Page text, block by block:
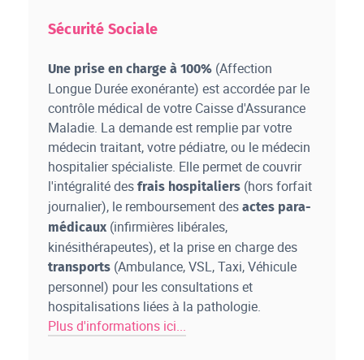
Sécurité Sociale
Une prise en charge à 100% (Affection
Longue Durée exonérante) est accordée par le
contrôle médical de votre Caisse d'Assurance
Maladie. La demande est remplie par votre
médecin traitant, votre pédiatre, ou le médecin
hospitalier spécialiste. Elle permet de couvrir
l'intégralité desfrais hospitaliers (hors forfait
journalier), le remboursement desactes para-
médicaux (infirmières libérales,
kinésithérapeutes), et la prise en charge des
transports (Ambulance, VSL, Taxi, Véhicule
personnel) pour les consultations et
hospitalisations liées à la pathologie.
Plus d'informations ici...